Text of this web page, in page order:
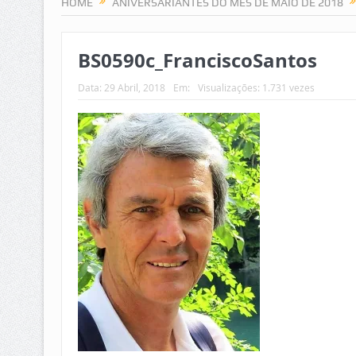
BS0590c_FranciscoSantos
Data: 29 Abril, 2018 Em: Visualizações: 1.731 vezes